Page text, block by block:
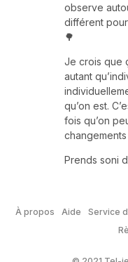
observe
différent
🌳
Je crois que
autant
qu’on est.
fois qu’on
changements
Prends soni
À propos Aide Service